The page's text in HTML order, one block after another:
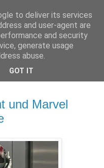
und Marvel
to deliver its services
and user-agent are
and security
generate usage
abuse.
GOT IT